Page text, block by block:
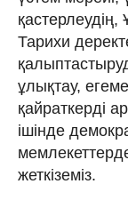
Тарихи
ұлықтау,
қайраткерді
ішінде
жеткіземіз.